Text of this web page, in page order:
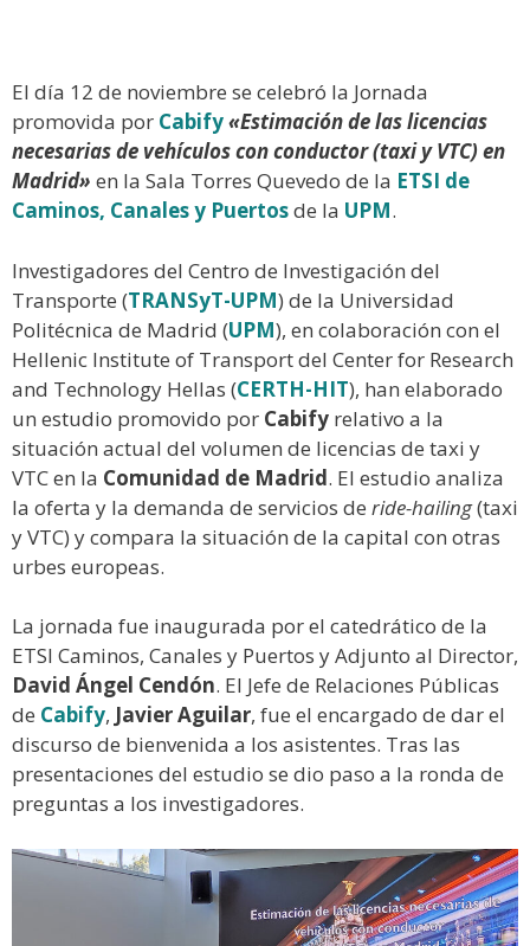
El día 12 de noviembre se celebró la Jornada
promovida por Cabify«Estimación de las licencias
necesarias de vehículos con conductor (taxi y VTC) en
Madrid» en la Sala Torres Quevedo de la ETSI de
Caminos, Canales y Puertosde la UPM.
Investigadores del Centro de Investigación del
Transporte (TRANSyT-UPM) de la Universidad
Politécnica de Madrid (UPM), en colaboración con el
Hellenic Institute of Transport del Center for Research
and Technology Hellas (CERTH-HIT), han elaborado
un estudio promovido por Cabify relativo a la
situación actual del volumen de licencias de taxi y
VTC en la Comunidad de Madrid. El estudio analiza
la oferta y la demanda de servicios de ride-hailing(taxi
y VTC) y compara la situación de la capital con otras
urbes europeas.
La jornada fue inaugurada por el catedrático de la
ETSI Caminos, Canales y Puertos y Adjunto al Director,
David Ángel Cendón. El Jefe de Relaciones Públicas
de Cabify, Javier Aguilar, fue el encargado de dar el
discurso de bienvenida a los asistentes. Tras las
presentaciones del estudio se dio paso a la ronda de
preguntas a los investigadores.